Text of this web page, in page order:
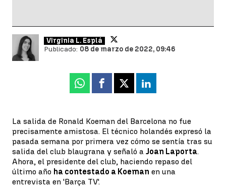
Virginia L. Esplá
Publicado: 08 de marzo de 2022, 09:46
Whatsapp
Facebook
X Linkedin
La salida de Ronald Koeman del Barcelona no fue
precisamente amistosa. El técnico holandés expresó la
pasada semana por primera vez cómo se sentía tras su
salida del club blaugrana y señaló a Joan Laporta.
Ahora, el presidente del club, haciendo repaso del
último año ha contestado a Koeman en una
entrevista en 'Barça TV'.